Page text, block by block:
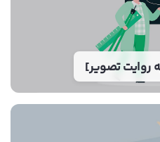
روایت تصویر]